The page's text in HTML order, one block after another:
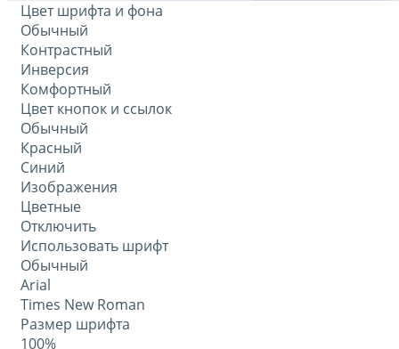
Цвет шрифта и фона
Обычный
Контрастный
Инверсия
Комфортный
Цвет кнопок и ссылок
Обычный
Красный
Синий
Изображения
Цветные
Отключить
Использовать шрифт
Обычный
Arial
Times New Roman
Размер шрифта
100%